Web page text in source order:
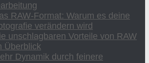
RAW-Format: Warum es deine
verändern wird
unschlagbaren Vorteile von RAW
Überblick
Dynamik durch feinere